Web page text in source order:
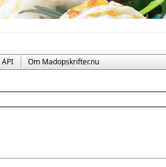
API Om Madopskrifter.nu